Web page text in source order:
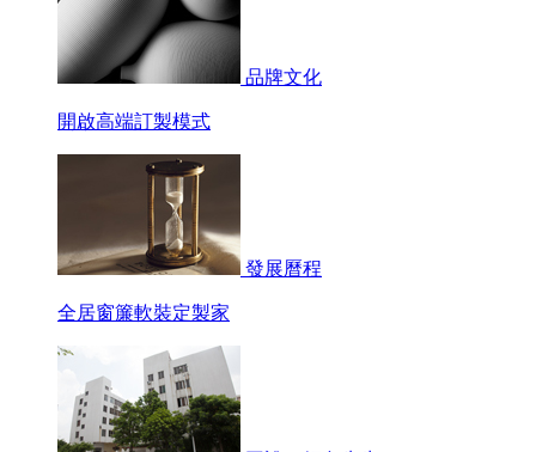
品牌文化
開啟高端訂製模式
發展曆程
全居窗簾軟裝定製家